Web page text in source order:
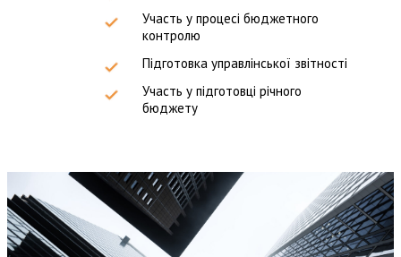
Участь у процесі бюджетного
контролю
Підготовка управлінської звітності
Участь у підготовці річного
бюджету